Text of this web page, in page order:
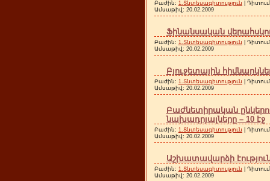
Բաժին: 1.Տնտեսագիտություն |
Ամսաթիվ: 20.02.2009
Ֆինանսական
Բաժին: 1.Տնտեսագիտություն |
Ամսաթիվ: 20.02.2009
Բյուջետային
Բաժին: 1.Տնտեսագիտություն |
Ամսաթիվ: 20.02.2009
Բաժնետիրական
նախադրյալները – 10 էջ
Բաժին: 1.Տնտեսագիտություն |
Ամսաթիվ: 20.02.2009
Աշխատավարձի
Բաժին: 1.Տնտեսագիտություն |
Ամսաթիվ: 20.02.2009